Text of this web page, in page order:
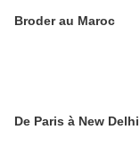
Broder au Maroc
De Paris à New Delhi